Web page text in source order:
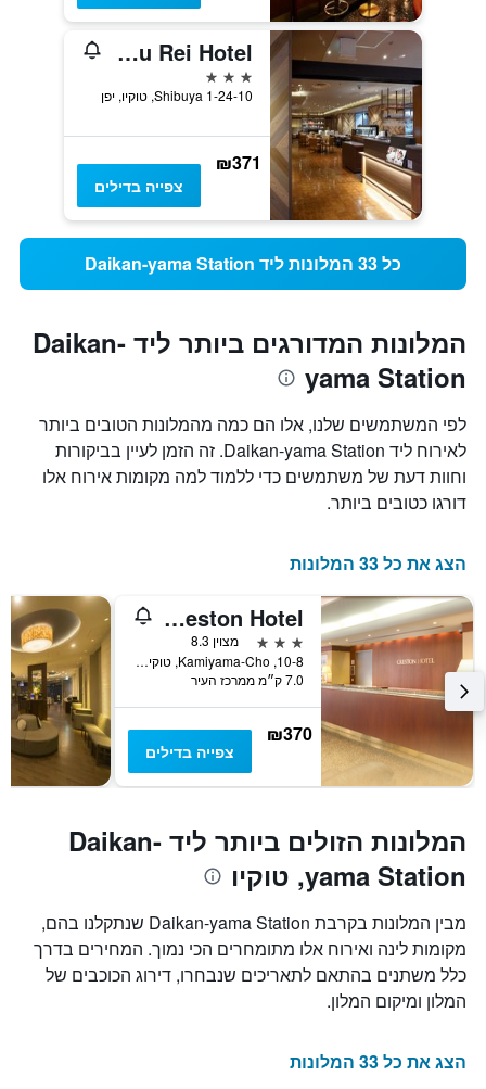
Shibuya Tokyu Rei Hotel
3 כוכבים
1-24-10 Shibuya, טוקיו, יפן
₪371
צפייה בדילים
כל 33 המלונות ליד Daikan-yama Station
המלונות המדורגים ביותר ליד Daikan-
yama Station
לפי המשתמשים שלנו, אלו הם כמה מהמלונות הטובים ביותר
לאירוח ליד Daikan-yama Station. זה הזמן לעיין בביקורות
וחוות דעת של משתמשים כדי ללמוד למה מקומות אירוח אלו
דורגו כטובים ביותר.
הצג את כל 33 המלונות
Shibuya Creston Hotel
3 כוכבים
מצוין 8.3
10-8, Kamiyama-Cho, טוקיו, יפן
7.0 ק״מ ממרכז העיר
₪370
צפייה בדילים
המלונות הזולים ביותר ליד Daikan-
yama Station, טוקיו
מבין המלונות בקרבת Daikan-yama Station שנתקלנו בהם,
מקומות לינה ואירוח אלו מתומחרים הכי נמוך. המחירים בדרך
כלל משתנים בהתאם לתאריכים שנבחרו, דירוג הכוכבים של
המלון ומיקום המלון.
הצג את כל 33 המלונות